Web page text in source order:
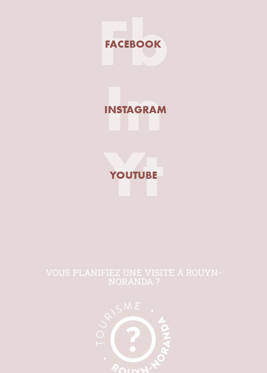
Fb
FACEBOOK
In
INSTAGRAM
Yt
YOUTUBE
VOUS PLANIFIEZ UNE VISITE À ROUYN-
NORANDA ?